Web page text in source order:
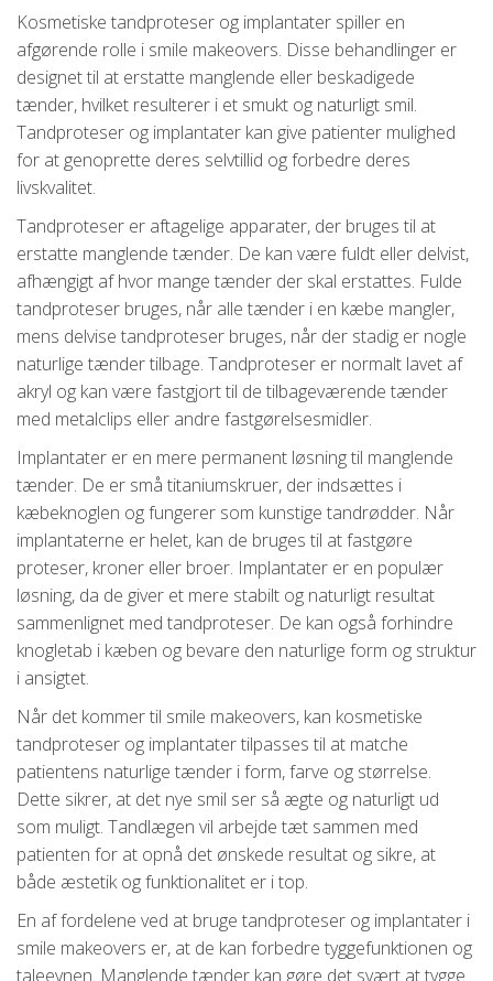
Kosmetiske tandproteser og implantater spiller en
afgørende rolle i smile makeovers. Disse behandlinger er
designet til at erstatte manglende eller beskadigede
tænder, hvilket resulterer i et smukt og naturligt smil.
Tandproteser og implantater kan give patienter mulighed
for at genoprette deres selvtillid og forbedre deres
livskvalitet.
Tandproteser er aftagelige apparater, der bruges til at
erstatte manglende tænder. De kan være fuldt eller delvist,
afhængigt af hvor mange tænder der skal erstattes. Fulde
tandproteser bruges, når alle tænder i en kæbe mangler,
mens delvise tandproteser bruges, når der stadig er nogle
naturlige tænder tilbage. Tandproteser er normalt lavet af
akryl og kan være fastgjort til de tilbageværende tænder
med metalclips eller andre fastgørelsesmidler.
Implantater er en mere permanent løsning til manglende
tænder. De er små titaniumskruer, der indsættes i
kæbeknoglen og fungerer som kunstige tandrødder. Når
implantaterne er helet, kan de bruges til at fastgøre
proteser, kroner eller broer. Implantater er en populær
løsning, da de giver et mere stabilt og naturligt resultat
sammenlignet med tandproteser. De kan også forhindre
knogletab i kæben og bevare den naturlige form og struktur
i ansigtet.
Når det kommer til smile makeovers, kan kosmetiske
tandproteser og implantater tilpasses til at matche
patientens naturlige tænder i form, farve og størrelse.
Dette sikrer, at det nye smil ser så ægte og naturligt ud
som muligt. Tandlægen vil arbejde tæt sammen med
patienten for at opnå det ønskede resultat og sikre, at
både æstetik og funktionalitet er i top.
En af fordelene ved at bruge tandproteser og implantater i
smile makeovers er, at de kan forbedre tyggefunktionen og
taleevnen. Manglende tænder kan gøre det svært at tygge